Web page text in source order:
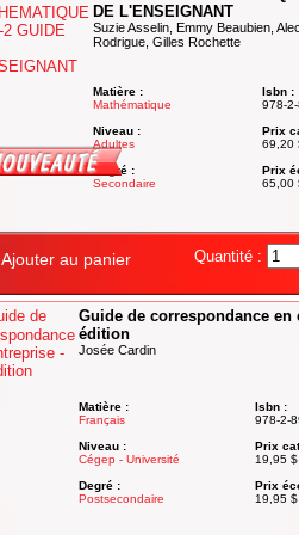
DE L'ENSEIGNANT
Suzie Asselin, Emmy Beaubien,
Rodrigue, Gilles Rochette
Matière :
Mathématique
Niveau :
Adultes
Degré :
Secondaire
Isbn :
978-
Prix
69,20
Prix
65,00
Ajouter au panier Quantité :
Guide de correspondance en
édition
Josée Cardin
Matière :
Français
Niveau :
Cégep - Université
Degré :
Postsecondaire
Isbn :
978-2-
Prix
19,95 $
Prix
19,95 $